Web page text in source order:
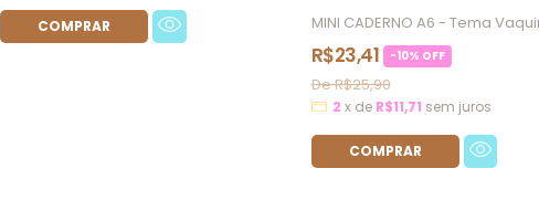
MINI CADERNO A6 - Tema
R$23,41 -10% OFF
R$25,90
2 x de R$11,71 sem juros